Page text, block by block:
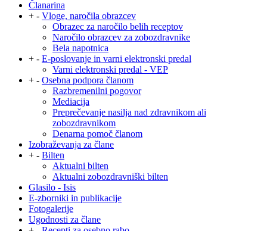
Članarina
+ - Vloge, naročila obrazcev
Obrazec za naročilo belih receptov
Naročilo obrazcev za zobozdravnike
Bela napotnica
+ - E-poslovanje in varni elektronski predal
Varni elektronski predal - VEP
+ - Osebna podpora članom
Razbremenilni pogovor
Mediacija
Preprečevanje nasilja nad zdravnikom ali
zobozdravnikom
Denarna pomoč članom
Izobraževanja za člane
+ - Bilten
Aktualni bilten
Aktualni zobozdravniški bilten
Glasilo - Isis
E-zborniki in publikacije
Fotogalerije
Ugodnosti za člane